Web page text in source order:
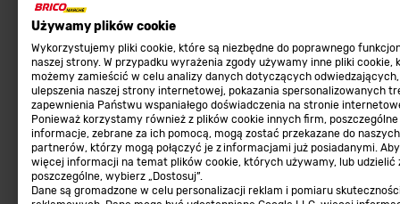
Używamy plików cookie
Wykorzystujemy pliki cookie, które są niezbędne do poprawnego
naszej strony. W przypadku wyrażenia zgody używamy inne pliki cookie,
możemy zamieścić w celu analizy danych dotyczących odwiedzających,
ulepszenia naszej strony internetowej, pokazania spersonalizowanych
zapewnienia Państwu wspaniałego doświadczenia na stronie
Ponieważ korzystamy również z plików cookie innych firm, poszczególne
informacje, zebrane za ich pomocą, mogą zostać przekazane do naszych
partnerów, którzy mogą połączyć je z informacjami już posiadanymi.
więcej informacji na temat plików cookie, których używamy, lub udzielić
poszczególne, wybierz „Dostosuj”.
Dane są gromadzone w celu personalizacji reklam i pomiaru
Płytki
Panele podłogowe
Płyty OSB/HDF
Grabie do ogrodu
Polityka prywatności
Dołącz do nas